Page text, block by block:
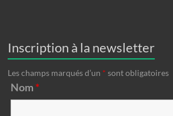
Inscription à la newsletter
Les champs marqués d’un * sont obligatoires
Nom *